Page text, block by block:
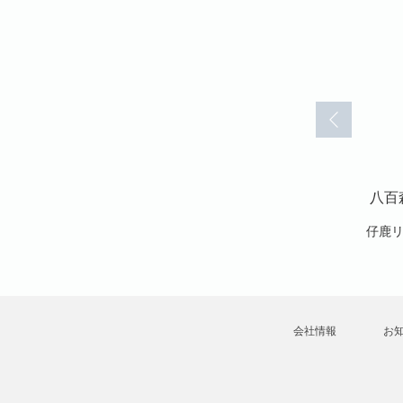
八百
仔鹿
会社情報 お